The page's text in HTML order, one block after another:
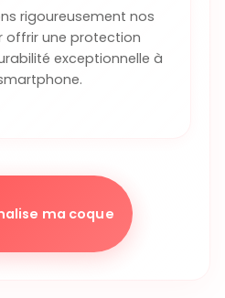
rigoureusement nos
offrir une protection
exceptionnelle à
ma coque